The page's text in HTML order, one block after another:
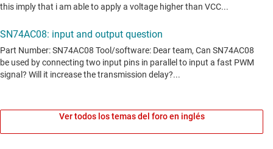
Ver todos los temas del foro en inglés